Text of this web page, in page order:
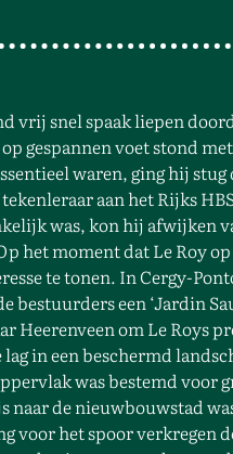
vrij snel spaak liepen
gespannen voet stond
waren, ging hij
aan het Rijks
was, kon hij afwijken
het moment dat Le Roy
te tonen. In Cergy-
een ‘Jardin
Heerenveen om Le Roys
in een beschermd
was bestemd voor
de nieuwbouwstad
voor het spoor verkregen